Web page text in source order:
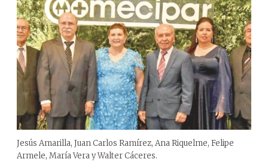
Jesús Amarilla, Juan Carlos Ramírez, Ana Riquelme, Felipe
Armele, María Vera y Walter Cáceres.